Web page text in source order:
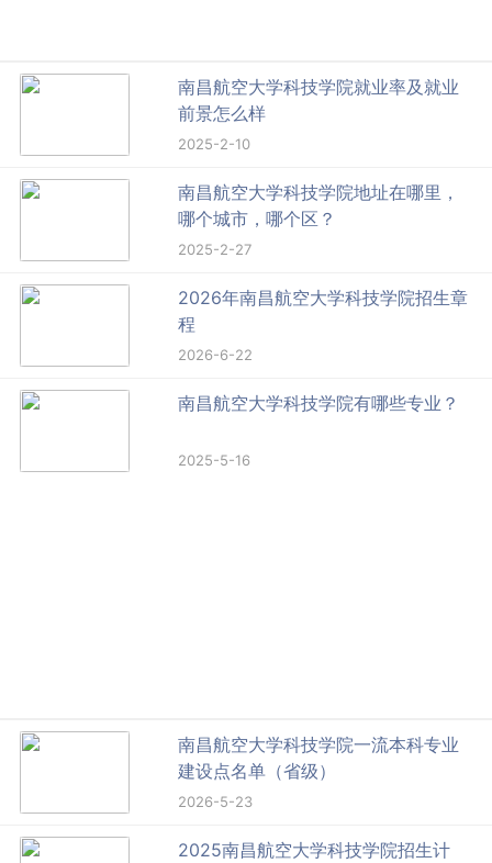
南昌航空大学科技学院就业率及就业
前景怎么样
2025-2-10
南昌航空大学科技学院地址在哪里，
哪个城市，哪个区？
2025-2-27
2026年南昌航空大学科技学院招生章
程
2026-6-22
南昌航空大学科技学院有哪些专业？
2025-5-16
南昌航空大学科技学院一流本科专业
建设点名单（省级）
2026-5-23
2025南昌航空大学科技学院招生计